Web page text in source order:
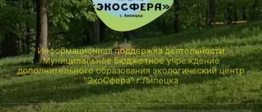
Информационная поддержка деятельности
Муниципальное бюджетное учреждение
дополнительного образования экологический центр
"ЭкоСфера" г.Липецка